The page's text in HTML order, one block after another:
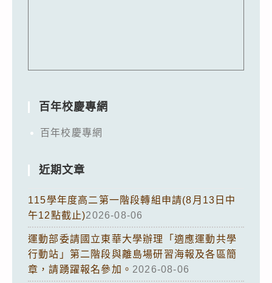
百年校慶專網
百年校慶專網
近期文章
115學年度高二第一階段轉組申請(8月13日中
午12點截止)2026-08-06
運動部委請國立東華大學辦理「適應運動共學
行動站」第二階段與離島場研習海報及各區簡
章，請踴躍報名參加。 2026-08-06